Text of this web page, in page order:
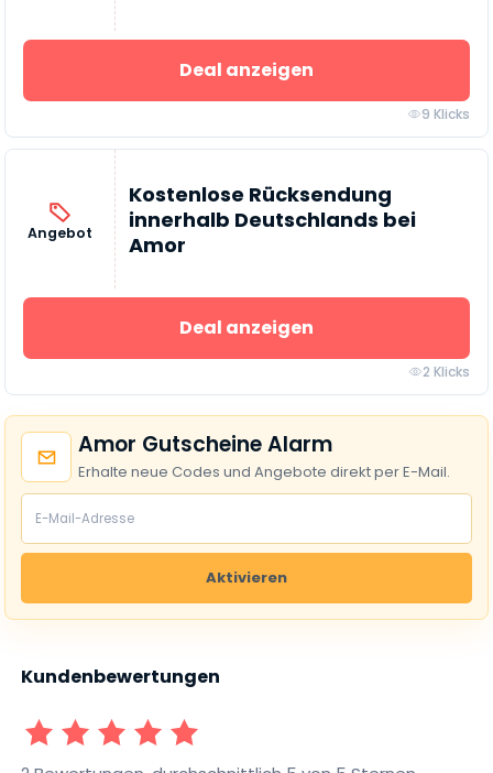
Deal anzeigen
9 Klicks
Angebot
Kostenlose Rücksendung
innerhalb Deutschlands bei
Amor
Deal anzeigen
2 Klicks
Amor Gutscheine Alarm
Erhalte neue Codes und Angebote direkt per E-Mail.
Aktivieren
Kundenbewertungen
1 Sterne2 Sterne3 Sterne4 Sterne5 Sterne